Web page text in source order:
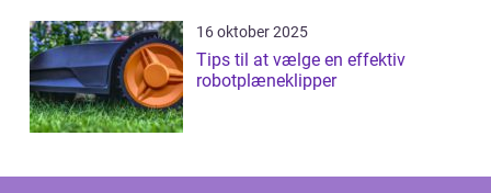
16 oktober 2025
Tips til at vælge en effektiv
robotplæneklipper